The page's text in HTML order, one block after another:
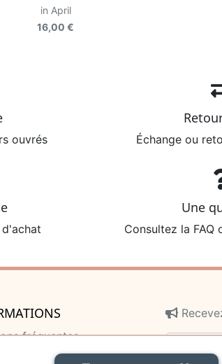
in April
16,00 €
ouvrés Échange ou
Une
Consultez la
fréquentes
et retour